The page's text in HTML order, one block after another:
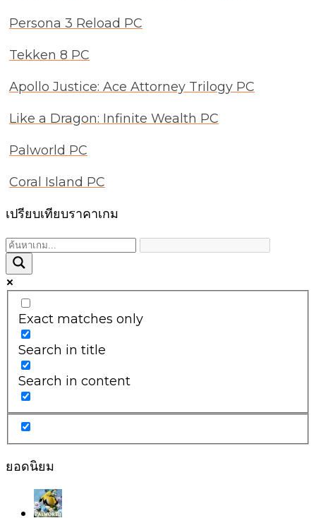
Persona 3 Reload PC
Tekken 8 PC
Apollo Justice: Ace Attorney Trilogy PC
Like a Dragon: Infinite Wealth PC
Palworld PC
Coral Island PC
เปรียบเทียบราคาเกม
Exact matches only
Search in title
Search in content
ยอดนิยม